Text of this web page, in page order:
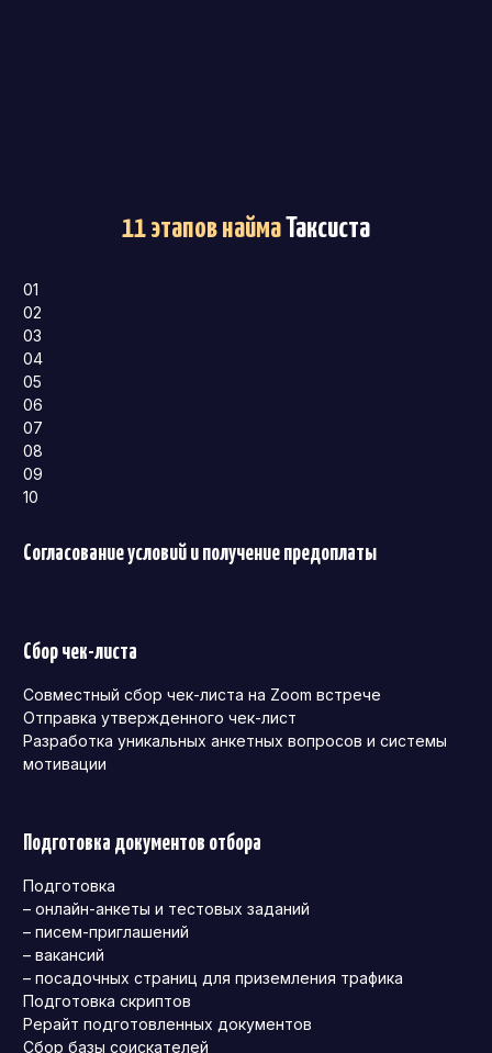
11 этапов наймаТаксиста
01
02
03
04
05
06
07
08
09
10
Согласование условий и получение предоплаты
Сбор чек-листа
Совместный сбор чек-листа на Zoom встрече
Отправка утвержденного чек-лист
Разработка уникальных анкетных вопросов и системы
мотивации
Подготовка документов отбора
Подготовка
– онлайн-анкеты и тестовых заданий
– писем-приглашений
– вакансий
– посадочных страниц для приземления трафика
Подготовка скриптов
Рерайт подготовленных документов
Сбор базы соискателей